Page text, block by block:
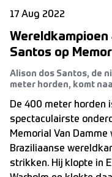
17 Aug 2022
Santos op
Alison dos Santos, de
meter horden, komt
De 400 meter horden
spectaculairste
Memorial Van
Braziliaanse
strikken. Hij klopte in